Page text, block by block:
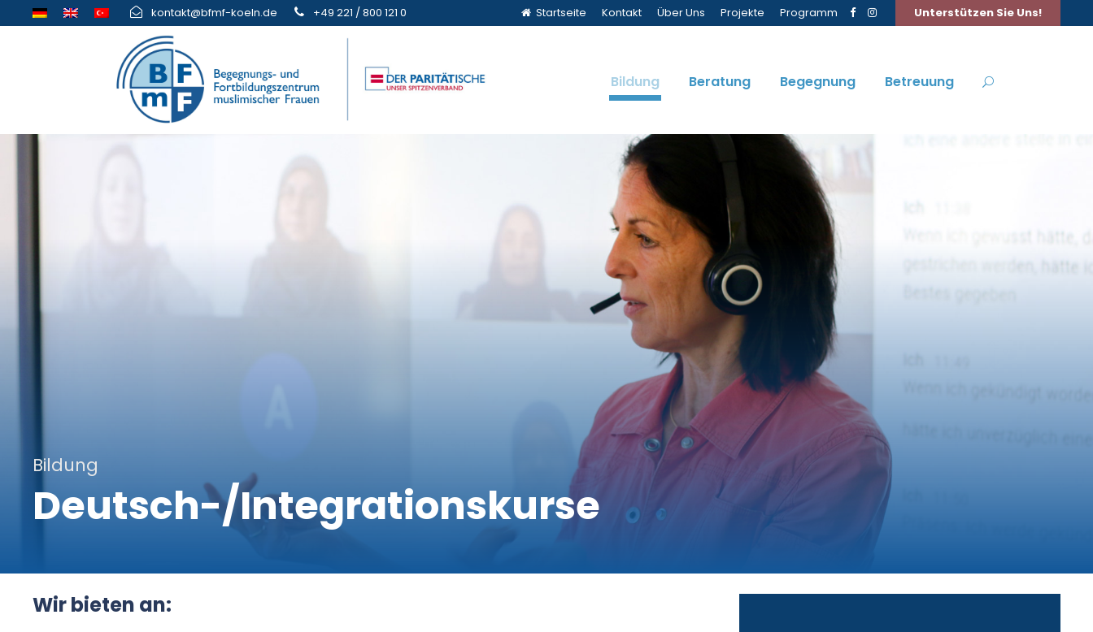
kontakt@bfmf-koeln.de +49 221 / 800 121 0 Startseite Kontakt Über Uns Projekte Programm Unterstützen Sie Uns!
Bildung Beratung Begegnung Betreuung
Bildung
Deutsch-/Integrationskurse
Wir bieten an: